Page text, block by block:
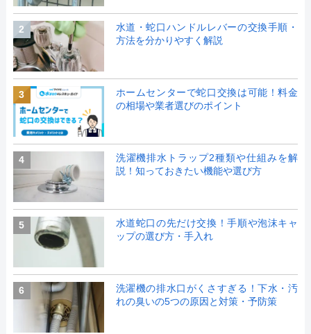
2
水道・蛇口ハンドルレバーの交換手順・
方法を分かりやすく解説
3
ホームセンターで蛇口交換は可能！料金
の相場や業者選びのポイント
4
洗濯機排水トラップ2種類や仕組みを解
説！知っておきたい機能や選び方
5
水道蛇口の先だけ交換！手順や泡沫キャ
ップの選び方・手入れ
6
洗濯機の排水口がくさすぎる！下水・汚
れの臭いの5つの原因と対策・予防策